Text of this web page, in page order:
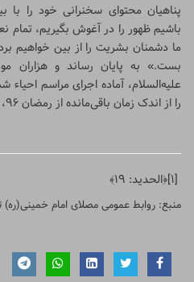
پناهیان محتوای سخنرانی خود را با
باشیم ظهور را در آغوش بگیریم، تمام
ما دشمنان بشریت را از بین خواهیم
بست.» به پایان رساند و هزاران
علیه‌السلام، آماده اجرای مراسم
را از اندک زمان باقی‌مانده از رمضان ۹۶، ببرند.
[۱]﴿الحدید: ١٩﴾
منبع: روابط عمومی مصلای امام خمینی(ره)